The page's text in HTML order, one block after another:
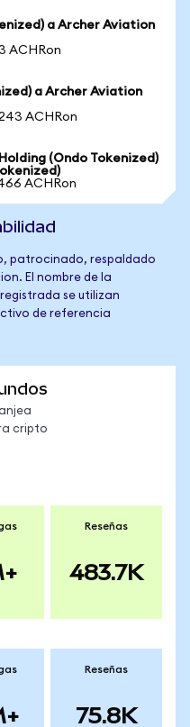
a Archer Aviation
ACHRon
a Archer Aviation
ACHRon
(Ondo Tokenized)
ACHRon
patrocinado, respaldado
El nombre de la
se utilizan
de referencia
cripto
Reseñas
483.7K
Reseñas
75.8K